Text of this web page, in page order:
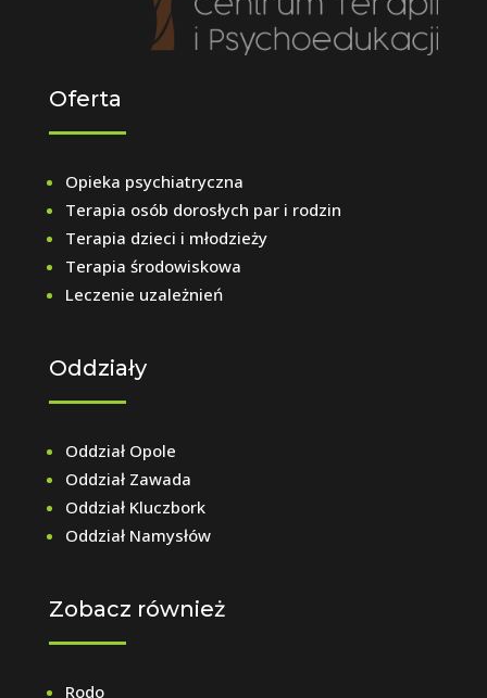
Oferta
Opieka psychiatryczna
Terapia osób dorosłych par i rodzin
Terapia dzieci i młodzieży
Terapia środowiskowa
Leczenie uzależnień
Oddziały
Oddział Opole
Oddział Zawada
Oddział Kluczbork
Oddział Namysłów
Zobacz również
Rodo